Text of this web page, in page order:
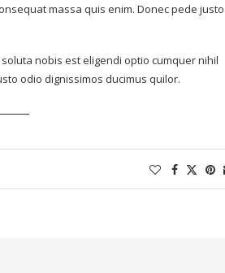
massa quis enim. Donec pede justo
nobis est eligendi optio cumquer nihil
odio dignissimos ducimus quilor.